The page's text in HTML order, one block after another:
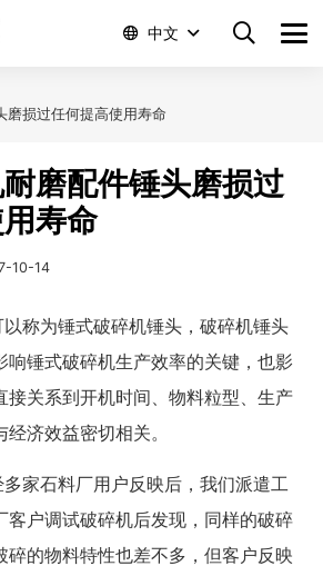
中文
磨损过任何提高使用寿命
磨配件锤头磨损过
寿命
10-14
称为锤式破碎机锤头，破碎机锤头
响锤式破碎机生产效率的关键，也影
接关系到开机时间、物料粒型、生产
济效益密切相关。
家石料厂用户反映后，我们派遣工
客户调试破碎机后发现，同样的破碎
碎的物料特性也差不多，但客户反映